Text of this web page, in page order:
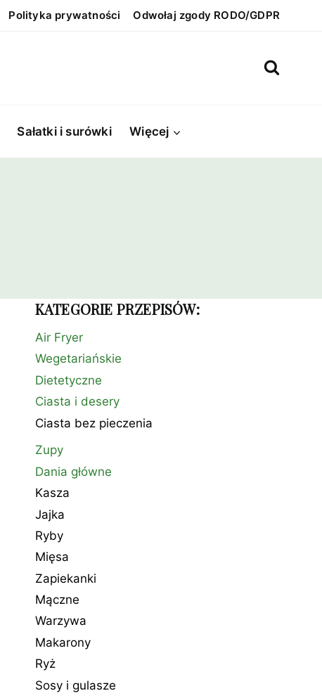
Polityka prywatności Odwołaj zgody RODO/GDPR
Sałatki i surówki Więcej
KATEGORIE PRZEPISÓW:
Air Fryer
Wegetariańskie
Dietetyczne
Ciasta i desery
Ciasta bez pieczenia
Zupy
Dania główne
Kasza
Jajka
Ryby
Mięsa
Zapiekanki
Mączne
Warzywa
Makarony
Ryż
Sosy i gulasze